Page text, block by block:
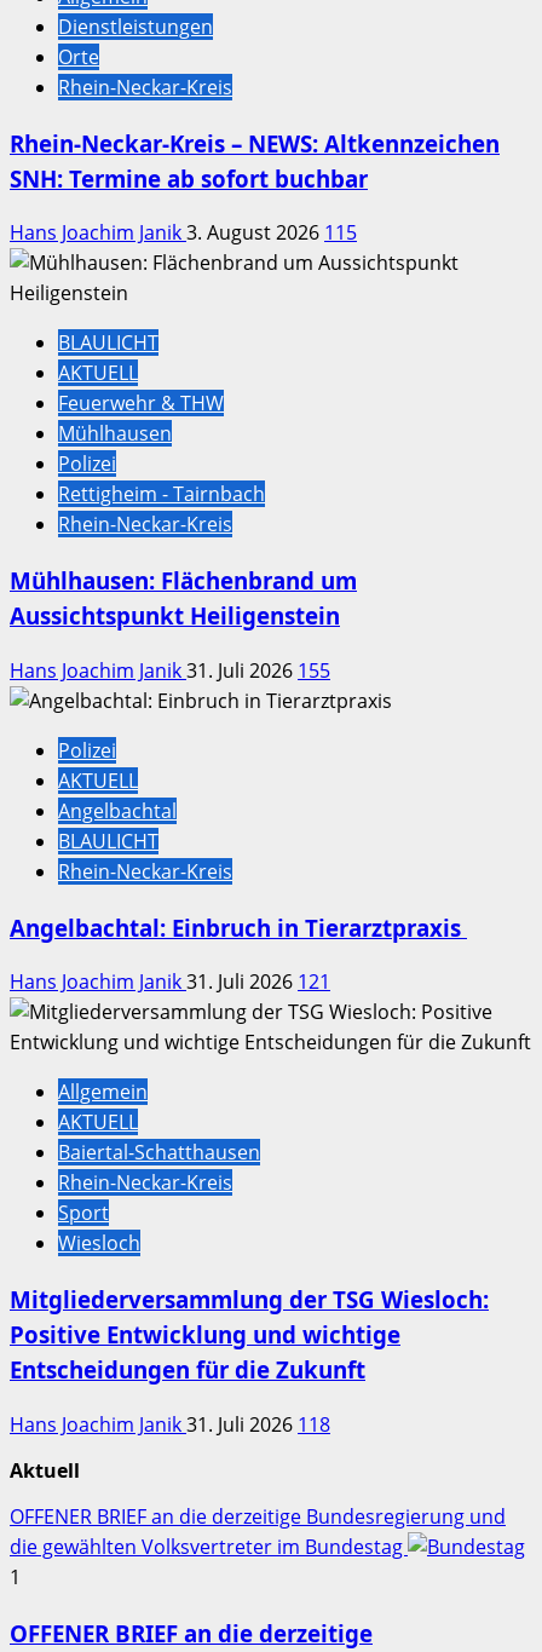
Dienstleistungen
Orte
Rhein-Neckar-Kreis
Rhein-Neckar-Kreis – NEWS: Altkennzeichen
SNH: Termine ab sofort buchbar
Hans Joachim Janik3. August 2026 115
BLAULICHT
AKTUELL
Feuerwehr & THW
Mühlhausen
Polizei
Rettigheim - Tairnbach
Rhein-Neckar-Kreis
Mühlhausen: Flächenbrand um
Aussichtspunkt Heiligenstein
Hans Joachim Janik31. Juli 2026 155
Polizei
AKTUELL
Angelbachtal
BLAULICHT
Rhein-Neckar-Kreis
Angelbachtal: Einbruch in Tierarztpraxis
Hans Joachim Janik31. Juli 2026 121
Allgemein
AKTUELL
Baiertal-Schatthausen
Rhein-Neckar-Kreis
Sport
Wiesloch
Mitgliederversammlung der TSG Wiesloch:
Positive Entwicklung und wichtige
Entscheidungen für die Zukunft
Hans Joachim Janik31. Juli 2026 118
Aktuell
OFFENER BRIEF an die derzeitige Bundesregierung und
die gewählten Volksvertreter im Bundestag
1
OFFENER BRIEF an die derzeitige